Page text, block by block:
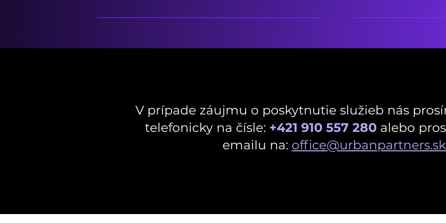
V prípade záujmu o poskytnutie služieb nás
telefonicky na čísle: +421 910 557 280 alebo
emailu na: office@urbanpartners.sk